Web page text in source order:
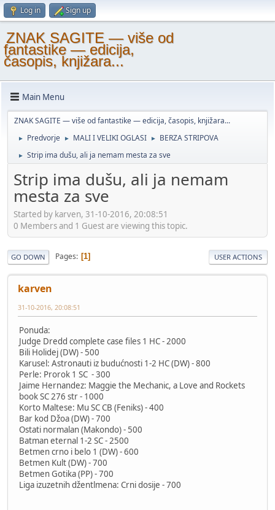
Log in Sign up
ZNAK SAGITE — više od
fantastike — edicija,
časopis, knjižara...
Main Menu
ZNAK SAGITE — više od fantastike — edicija, časopis, knjižara...
► Predvorje ► MALI I VELIKI OGLASI ► BERZA STRIPOVA
► Strip ima dušu, ali ja nemam mesta za sve
Strip ima dušu, ali ja nemam
mesta za sve
Started by karven, 31-10-2016, 20:08:51
0 Members and 1 Guest are viewing this topic.
GO DOWN Pages 1 USER ACTIONS
karven
31-10-2016, 20:08:51
Ponuda:
Judge Dredd complete case files 1 HC - 2000
Bili Holidej (DW) - 500
Karusel: Astronauti iz budućnosti 1-2 HC (DW) - 800
Perle: Prorok 1 SC - 300
Jaime Hernandez: Maggie the Mechanic, a Love and Rockets
book SC 276 str - 1000
Korto Maltese: Mu SC CB (Feniks) - 400
Bar kod Džoa (DW) - 700
Ostati normalan (Makondo) - 500
Batman eternal 1-2 SC - 2500
Betmen crno i belo 1 (DW) - 600
Betmen Kult (DW) - 700
Betmen Gotika (PP) - 700
Liga izuzetnih džentlmena: Crni dosije - 700